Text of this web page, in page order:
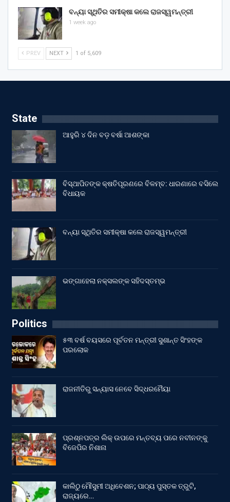
ବନ୍ୟା ସ୍ଥିତିର ସମୀକ୍ଷା କଲେ ରାଜସ୍ୱମନ୍ତ୍ରୀ
1 week ago
PREV NEXT 1 of 5,609
State
ଆହୁରି ୪ ଦିନ ବଡ଼ ବର୍ଷା ଆଶଙ୍କା
ବିସ୍ଥାପିତଙ୍କ କ୍ଷତିପୂରଣରେ ବିଳମ୍ବ: ଧାରଣାରେ ବସିଲେ
ବିଧାୟକ
ବନ୍ୟା ସ୍ଥିତିର ସମୀକ୍ଷା କଲେ ରାଜସ୍ୱମନ୍ତ୍ରୀ
ଭଙ୍ଗାହେଲା ନକ୍ସଲଙ୍କ ସହିଦସ୍ତମ୍ଭ
Politics
୫୩ ବର୍ଷ ବୟସରେ ପୂର୍ବତନ ମନ୍ତ୍ରୀ ସୁଶାନ୍ତ ସିଂହଙ୍କ
ପରଲୋକ
ରାଜନୀତିରୁ ସନ୍ୟାସ ନେବେ ସିଦ୍ଧରମୈୟା
ପ୍ରଶ୍ନପତ୍ର ଲିକ୍ ଉପରେ ମନ୍ତବ୍ୟ ପରେ ନବୀନଙ୍କୁ
ବିଜେପିର ନିଶାନା
କାଲିଠୁ ମୌସୁମୀ ଅଧିବେଶନ; ପାଠ୍ୟ ପୁସ୍ତକ ତ୍ରୁଟି,
ରାଜ୍ୟରେ…